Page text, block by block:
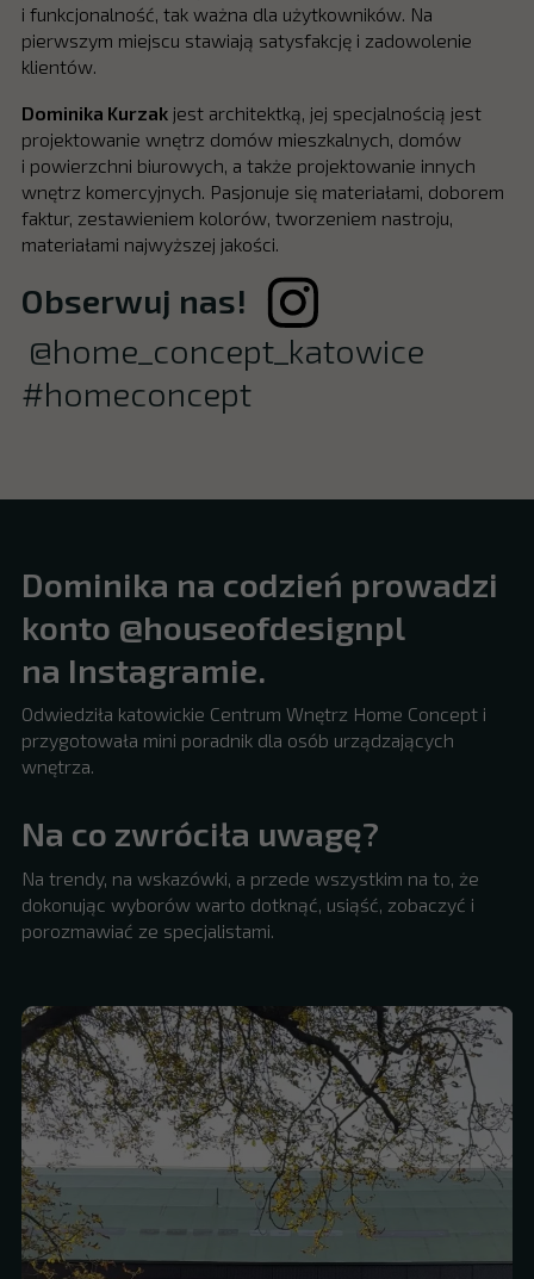
i funkcjonalność, tak ważna dla użytkowników. Na
pierwszym miejscu stawiają satysfakcję i zadowolenie
klientów.
Dominika Kurzakjest architektką, jej specjalnością jest
projektowanie wnętrz domów mieszkalnych, domów
i powierzchni biurowych, a także projektowanie innych
wnętrz komercyjnych. Pasjonuje się materiałami, doborem
faktur, zestawieniem kolorów, tworzeniem nastroju,
materiałami najwyższej jakości.
Obserwuj nas!
@home_concept_katowice
#homeconcept
Dominika na codzień prowadzi
konto @houseofdesignpl
na Instagramie.
Odwiedziła katowickie Centrum Wnętrz Home Concept i
przygotowała mini poradnik dla osób urządzających
wnętrza.
Na co zwróciła uwagę?
Na trendy, na wskazówki, a przede wszystkim na to, że
dokonując wyborów warto dotknąć, usiąść, zobaczyć i
porozmawiać ze specjalistami.